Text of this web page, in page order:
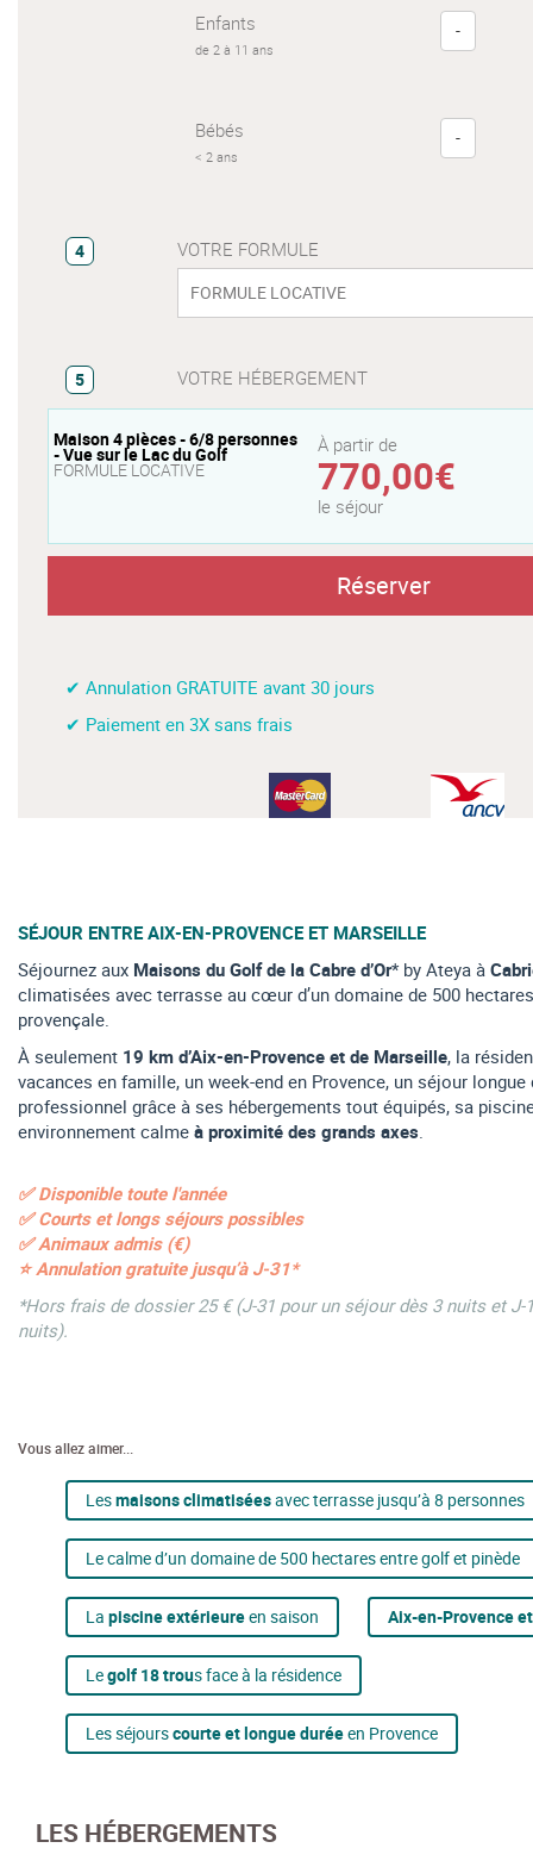
SÉJOUR ENTRE AIX-EN-PROVENCE ET MARSEILLE
Séjournez aux Maisons du Golf de la Cabre d’Or* by Ateya à
climatisées avec terrasse au cœur d’un domaine de 500
provençale.
À seulement 19 km d’Aix-en-Provence et de Marseille, la
vacances en famille, un week-end en Provence, un séjour
professionnel grâce à ses hébergements tout équipés, sa
environnement calme à proximité des grands axes
✅ Disponible toute l'année
✅ Courts et longs séjours possibles
✅ Animaux admis (€)
⭐ Annulation gratuite jusqu’à J-31*
*Hors frais de dossier 25 € (J-31 pour un séjour dès 3 nuits et J-
nuits).
Vous allez aimer...
Lesmaisons climatiséesavec terrasse jusqu’à 8 personnes
Le calme d’un domaine de 500 hectares entre golf et pinède
La piscine extérieureen saison Aix-en-Provence
Legolf 18 trous face à la résidence
Les séjourscourte et longue duréeen Provence
LES HÉBERGEMENTS
Enfants
de 2 à 11 ans
-
Bébés
< 2 ans
-
4 VOTRE FORMULE
FORMULE LOCATIVE
5 VOTRE HÉBERGEMENT
Maison 4 pièces - 6/8 personnes
- Vue sur le Lac du Golf
FORMULE LOCATIVE
À partir de
770,00€
le séjour
Réserver
✔ Annulation GRATUITE avant 30 jours
✔ Paiement en 3X sans frais